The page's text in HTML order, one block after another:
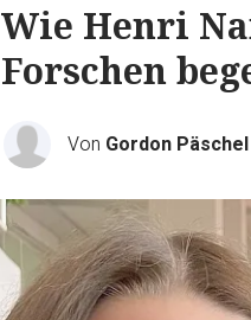
Wie Henri
Forschen
Von Gordon Päschel